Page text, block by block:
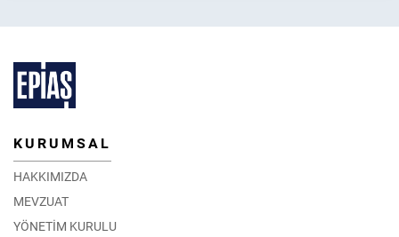
KURUMSAL
HAKKIMIZDA
MEVZUAT
YÖNETİM KURULU